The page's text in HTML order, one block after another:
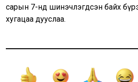
сарын 7-нд шинэчлэгдсэн байх
хугацаа дууслаа.